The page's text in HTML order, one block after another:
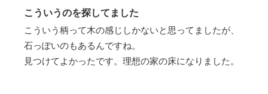
こういうのを探してました
こういう柄って木の感じしかないと思ってましたが、
石っぽいのもあるんですね。
見つけてよかったです。理想の家の床になりました。